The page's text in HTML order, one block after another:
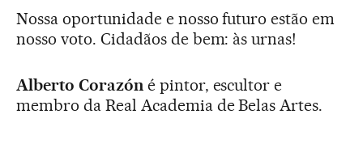
Nossa oportunidade e nosso futuro estão em
nosso voto. Cidadãos de bem: às urnas!
Alberto Corazóné pintor, escultor e
membro da Real Academia de Belas Artes.